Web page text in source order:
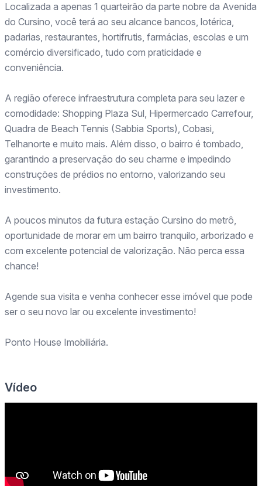
Localizada a apenas 1 quarteirão da parte nobre da Avenida
do Cursino, você terá ao seu alcance bancos, lotérica,
padarias, restaurantes, hortifrutis, farmácias, escolas e um
comércio diversificado, tudo com praticidade e
conveniência.
A região oferece infraestrutura completa para seu lazer e
comodidade: Shopping Plaza Sul, Hipermercado Carrefour,
Quadra de Beach Tennis (Sabbia Sports), Cobasi,
Telhanorte e muito mais. Além disso, o bairro é tombado,
garantindo a preservação do seu charme e impedindo
construções de prédios no entorno, valorizando seu
investimento.
A poucos minutos da futura estação Cursino do metrô,
oportunidade de morar em um bairro tranquilo, arborizado e
com excelente potencial de valorização. Não perca essa
chance!
Agende sua visita e venha conhecer esse imóvel que pode
ser o seu novo lar ou excelente investimento!
Ponto House Imobiliária.
Vídeo